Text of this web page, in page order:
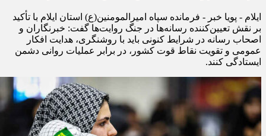
ایلام - پویا خبر - فرمانده سپاه امیرالمومنین(ع) استان ایلام با تأکید
بر نقش تعیین‌کننده رسانه‌ها در جنگ روایت‌ها گفت: خبرنگاران و
اصحاب رسانه در شرایط کنونی باید با روشنگری، هدایت افکار
عمومی و تقویت نقاط قوت کشور، در برابر عملیات روانی دشمن
ایستادگی کنند.